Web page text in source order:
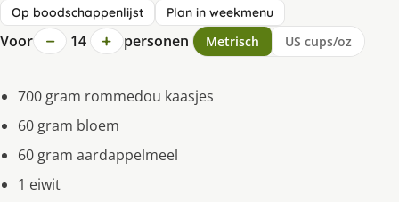
Op boodschappenlijst Plan in weekmenu
Voor − 14 + personen Metrisch US cups/oz
700 gram rommedou kaasjes
60 gram bloem
60 gram aardappelmeel
1 eiwit